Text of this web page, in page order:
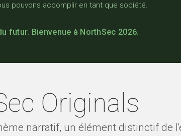
pouvons accomplir en tant que société.
futur. Bienvenue à NorthSec 2026.
Originals
narratif, un élément distinctif de